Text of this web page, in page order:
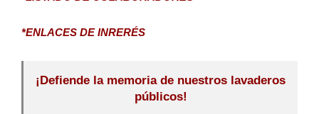
*ENLACES DE INRERÉS
¡Defiende la memoria de nuestros lavaderos
públicos!